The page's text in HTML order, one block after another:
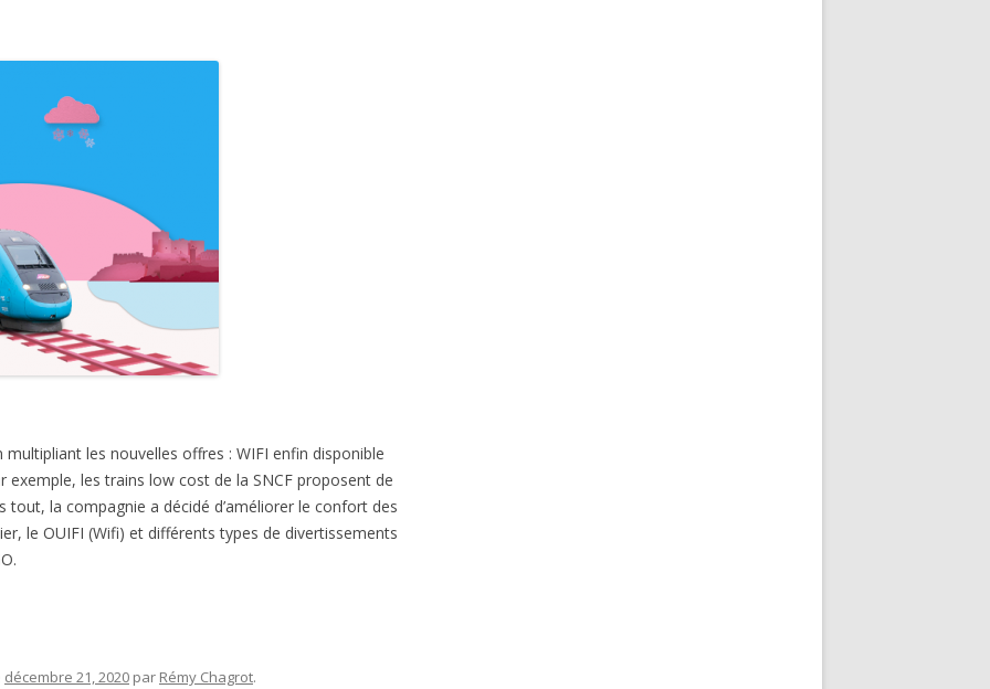
les nouvelles offres : WIFI enfin disponible
exemple, les trains low cost de la SNCF proposent de
tout, la compagnie a décidé d’améliorer le confort des
le OUIFI (Wifi) et différents types de divertissements
décembre 21, 2020 par Rémy Chagrot.